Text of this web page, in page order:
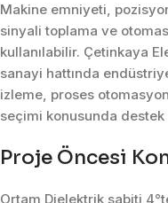
Makine emniyeti,
sinyali toplama ve
kullanılabilir. Çetinkaya
sanayi hattında
izleme, proses
seçimi konusunda destek
Proje Öncesi
Ortam Dielektrik sabiti